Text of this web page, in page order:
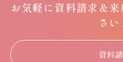
お気軽に資料請求＆
さい
資料